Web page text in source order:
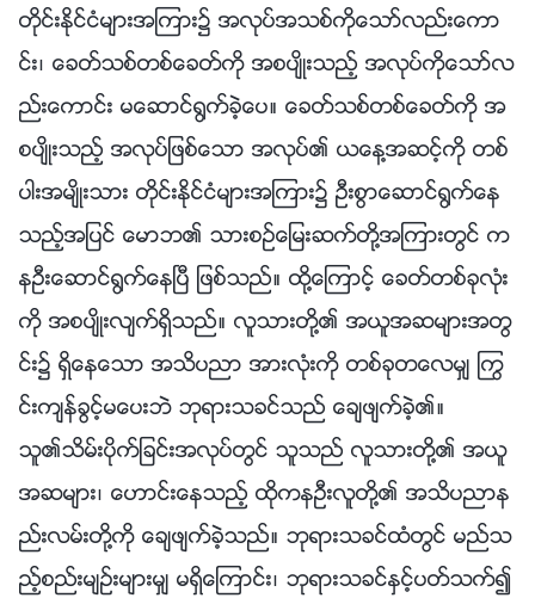
တိုင္းႏိုင္ငံမ်ားအၾကား၌ အလုပ္အသစ္ကိုေသာ္လည္းေကာ
င္း၊ ေခတ္သစ္တစ္ေခတ္ကို အစပ်ိဳးသည့္ အလုပ္ကိုေသာ္လ
ည္းေကာင္း မေဆာင္႐ြက္ခဲ့ေပ။ ေခတ္သစ္တစ္ေခတ္ကို အ
စပ်ိဳးသည့္ အလုပ္ျဖစ္ေသာ အလုပ္၏ ယေန႔အဆင့္ကို တစ္
ပါးအမ်ိဳးသား တိုင္းႏိုင္ငံမ်ားအၾကား၌ ဦးစြာေဆာင္႐ြက္ေန
သည့္အျပင္ ေမာဘ၏ သားစဥ္ေျမးဆက္တို႔အၾကားတြင္ က
နဦးေဆာင္႐ြက္ေနၿပီ ျဖစ္သည္။ ထို႔ေၾကာင့္ ေခတ္တစ္ခုလုံး
ကို အစပ်ိဳးလ်က္ရွိသည္။ လူသားတို႔၏ အယူအဆမ်ားအတြ
င္း၌ ရွိေနေသာ အသိပညာ အားလုံးကို တစ္ခုတေလမွ် ႂကြ
င္းက်န္ခြင့္မေပးဘဲ ဘုရားသခင္သည္ ေခ်ဖ်က္ခဲ့၏။
သူ၏သိမ္းပိုက္ျခင္းအလုပ္တြင္ သူသည္ လူသားတို႔၏ အယူ
အဆမ်ား၊ ေဟာင္းေနသည့္ ထိုကနဦးလူတို႔၏ အသိပညာန
ည္းလမ္းတို႔ကို ေခ်ဖ်က္ခဲ့သည္။ ဘုရားသခင္ထံတြင္ မည္သ
ည့္စည္းမ်ဥ္းမ်ားမွ် မရွိေၾကာင္း၊ ဘုရားသခင္ႏွင့္ပတ္သက္၍